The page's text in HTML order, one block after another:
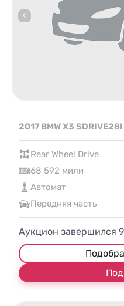
2017 BMW X3 SDRIVE28I
Rear Wheel Drive
68 592 мили
Автомат
Передняя часть
Аукцион завершился 9